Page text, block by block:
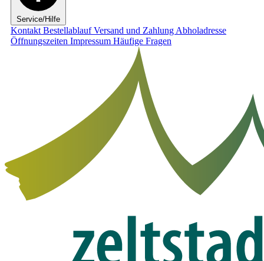
Service/Hilfe
Kontakt BestellablaufVersand und Zahlung Abholadresse
Öffnungszeiten Impressum Häufige Fragen